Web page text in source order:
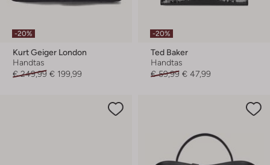
-20%
Kurt Geiger London
Handtas
€ 249,99 € 199,99
-20%
Ted Baker
Handtas
€ 59,99 € 47,99